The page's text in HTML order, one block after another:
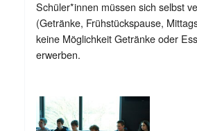
Schüler*innen müssen sich selbst
(Getränke, Frühstückspause,
keine Möglichkeit Getränke oder
erwerben.